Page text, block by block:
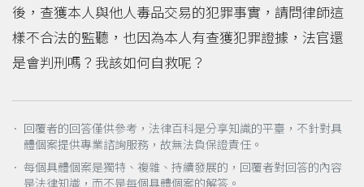
後，查獲本人與他人毒品交易的犯罪事實，請問律師這
樣不合法的監聽，也因為本人有查獲犯罪證據，法官還
是會判刑嗎？我該如何自救呢？
． 回覆者的回答僅供參考，法律百科是分享知識的平臺，不針對具
體個案提供專業諮詢服務，故無法負保證責任。
． 每個具體個案是獨特、複雜、持續發展的，回覆者對回答的內容
是法律知識，而不是每個具體個案的解答。